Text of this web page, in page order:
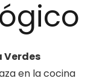
Verdes
en la cocina